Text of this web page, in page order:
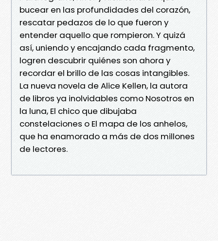
bucear en las profundidades del corazón,
rescatar pedazos de lo que fueron y
entender aquello que rompieron. Y quizá
así, uniendo y encajando cada fragmento,
logren descubrir quiénes son ahora y
recordar el brillo de las cosas intangibles.
La nueva novela de Alice Kellen, la autora
de libros ya inolvidables como Nosotros en
la luna, El chico que dibujaba
constelaciones o El mapa de los anhelos,
que ha enamorado a más de dos millones
de lectores.